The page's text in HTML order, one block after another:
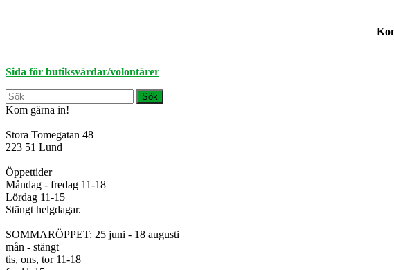
Sida för butiksvärdar/volontärer
Kom gärna in!
Stora Tomegatan 48
223 51 Lund
Öppettider
Måndag - fredag 11-18
Lördag 11-15
Stängt helgdagar.
SOMMARÖPPET: 25 juni - 18 augusti
mån - stängt
tis, ons, tor 11-18